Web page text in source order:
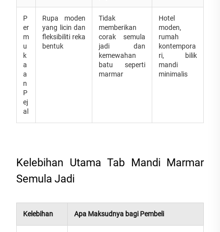
P
er
m
u
k
a
a
n
P
ej
al
Rupa moden
yang licin dan
fleksibiliti reka
bentuk
Tidak
memberikan
corak semula
jadi dan
kemewahan
batu seperti
marmar
Hotel
moden,
rumah
kontempora
ri, bilik
mandi
minimalis
Kelebihan Utama Tab Mandi Marmar
Semula Jadi
Kelebihan Apa Maksudnya bagi Pembeli